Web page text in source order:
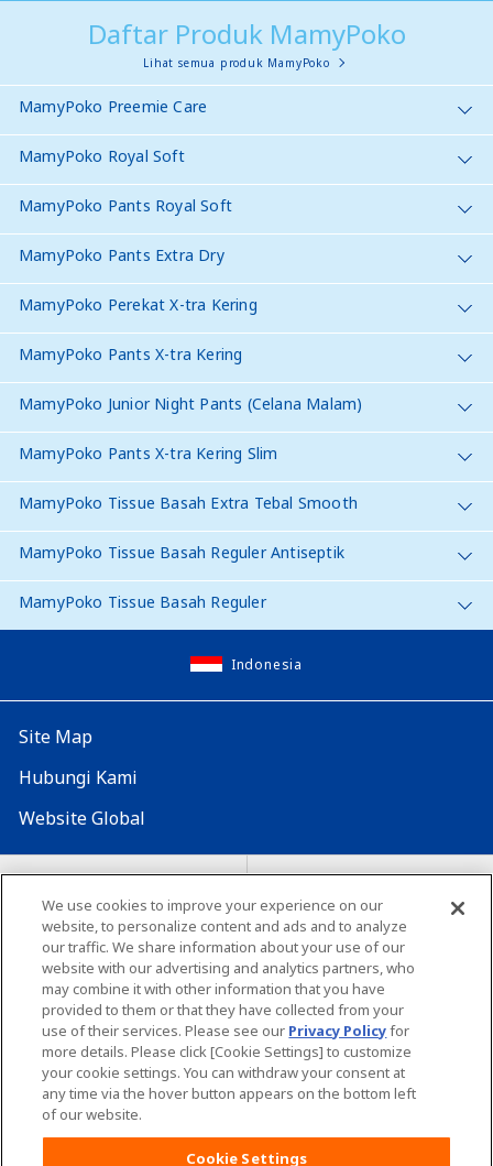
Daftar Produk MamyPoko
Lihat semua produk MamyPoko
MamyPoko Preemie Care
MamyPoko Royal Soft
MamyPoko Pants Royal Soft
MamyPoko Pants Extra Dry
MamyPoko Perekat X-tra Kering
MamyPoko Pants X-tra Kering
MamyPoko Junior Night Pants (Celana Malam)
MamyPoko Pants X-tra Kering Slim
MamyPoko Tissue Basah Extra Tebal Smooth
MamyPoko Tissue Basah Reguler Antiseptik
MamyPoko Tissue Basah Reguler
Indonesia
Site Map
Hubungi Kami
Website Global
Map Situs Lokasi seluruh dunia
Tentang penggunaan situs ini Lingkungan yang dianjurkan
Copyright© Unicharm Corporation
We use cookies to improve your experience on our
website, to personalize content and ads and to analyze
our traffic. We share information about your use of our
website with our advertising and analytics partners, who
may combine it with other information that you have
provided to them or that they have collected from your
use of their services. Please see our Privacy Policyfor
more details. Please click [Cookie Settings] to customize
your cookie settings. You can withdraw your consent at
any time via the hover button appears on the bottom left
of our website.
Cookie Settings